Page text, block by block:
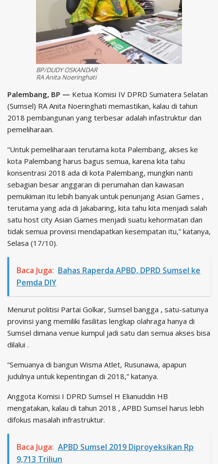
BP/DUDY OSKANDAR
RA Anita Noeringhati
Palembang, BP — Ketua Komisi IV DPRD Sumatera Selatan
(Sumsel) RA Anita Noeringhati memastikan, kalau di tahun
2018 pembangunan yang terbesar adalah infastruktur dan
pemeliharaan.
“Untuk pemeliharaan terutama kota Palembang, akses ke
kota Palembang harus bagus semua, karena kita tahu
konsentrasi 2018 ada di kota Palembang, mungkin nanti
sebagian besar anggaran di perumahan dan kawasan
pemukiman itu lebih banyak untuk penunjang Asian Games ,
terutama yang ada di Jakabaring, kita tahu kita menjadi salah
satu host city Asian Games menjadi suatu kehormatan dan
tidak semua provinsi mendapatkan kesempatan itu,” katanya,
Selasa (17/10).
Baca Juga: Bahas Raperda APBD, DPRD Sumsel ke
Pemda DIY
Menurut politisi Partai Golkar, Sumsel bangga , satu-satunya
provinsi yang memiliki fasilitas lengkap olahraga hanya di
Sumsel dimana venue kumpul jadi satu dan semua akses bisa
dilalui .
“Semuanya di bangun Wisma Atlet, Rusunawa, apapun
judulnya untuk kepentingan di 2018,” katanya.
Anggota Komisi I DPRD Sumsel H Elianuddin HB
mengatakan, kalau di tahun 2018 , APBD Sumsel harus lebh
difokus masalah infrastruktur.
Baca Juga: APBD Sumsel 2019 Diproyeksikan Rp
9,713 Triliun